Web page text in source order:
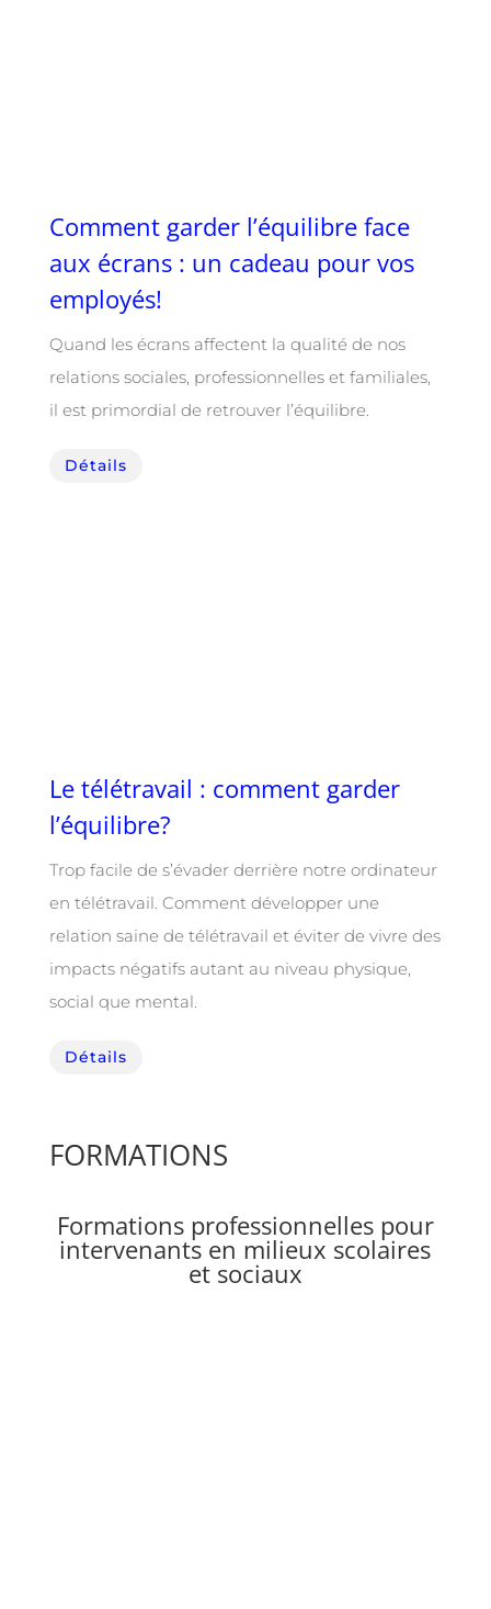
Comment garder l’équilibre face
aux écrans : un cadeau pour vos
employés!
Quand les écrans affectent la qualité de nos
relations sociales, professionnelles et familiales,
il est primordial de retrouver l’équilibre.
Détails
Le télétravail : comment garder
l’équilibre?
Trop facile de s’évader derrière notre ordinateur
en télétravail. Comment développer une
relation saine de télétravail et éviter de vivre des
impacts négatifs autant au niveau physique,
social que mental.
Détails
FORMATIONS
Formations professionnelles pour
intervenants en milieux scolaires
et sociaux